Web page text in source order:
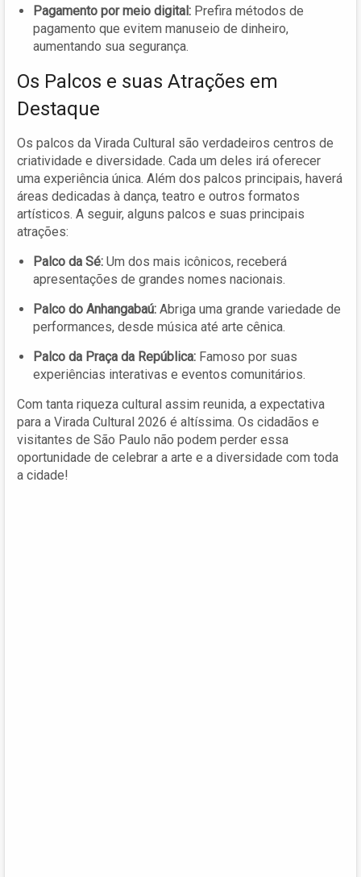
Pagamento por meio digital: Prefira métodos de
pagamento que evitem manuseio de dinheiro,
aumentando sua segurança.
Os Palcos e suas Atrações em
Destaque
Os palcos da Virada Cultural são verdadeiros centros de
criatividade e diversidade. Cada um deles irá oferecer
uma experiência única. Além dos palcos principais, haverá
áreas dedicadas à dança, teatro e outros formatos
artísticos. A seguir, alguns palcos e suas principais
atrações:
Palco da Sé: Um dos mais icônicos, receberá
apresentações de grandes nomes nacionais.
Palco do Anhangabaú: Abriga uma grande variedade de
performances, desde música até arte cênica.
Palco da Praça da República: Famoso por suas
experiências interativas e eventos comunitários.
Com tanta riqueza cultural assim reunida, a expectativa
para a Virada Cultural 2026 é altíssima. Os cidadãos e
visitantes de São Paulo não podem perder essa
oportunidade de celebrar a arte e a diversidade com toda
a cidade!